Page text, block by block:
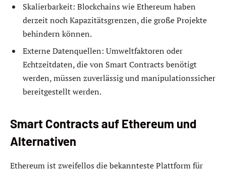
Skalierbarkeit: Blockchains wie Ethereum haben
derzeit noch Kapazitätsgrenzen, die große Projekte
behindern können.
Externe Datenquellen: Umweltfaktoren oder
Echtzeitdaten, die von Smart Contracts benötigt
werden, müssen zuverlässig und manipulationssicher
bereitgestellt werden.
Smart Contracts auf Ethereum und
Alternativen
Ethereum ist zweifellos die bekannteste Plattform für